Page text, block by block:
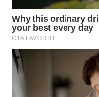
BINJAI
WN
CIREBON
INDRAMAYU